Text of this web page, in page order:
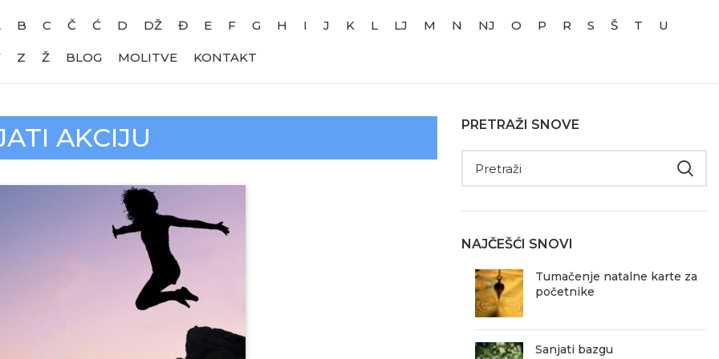
B C Č Ć D DŽ Đ E F G H I J K L LJ M N NJ O P R S Š T U
Z Ž BLOG MOLITVE KONTAKT
AKCIJU PRETRAŽI SNOVE
NAJČEŠĆI SNOVI
Tumačenje natalne karte za
početnike
Sanjati bazgu